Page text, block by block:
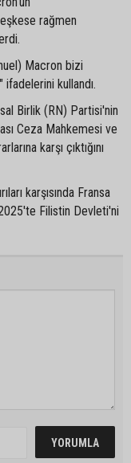
rağmen
Macron bizi
ifadelerini kullandı.
Birlik (RN) Partisi'nin
Ceza Mahkemesi ve
karşı çıktığını
karşısında Fransa
Filistin Devleti'ni